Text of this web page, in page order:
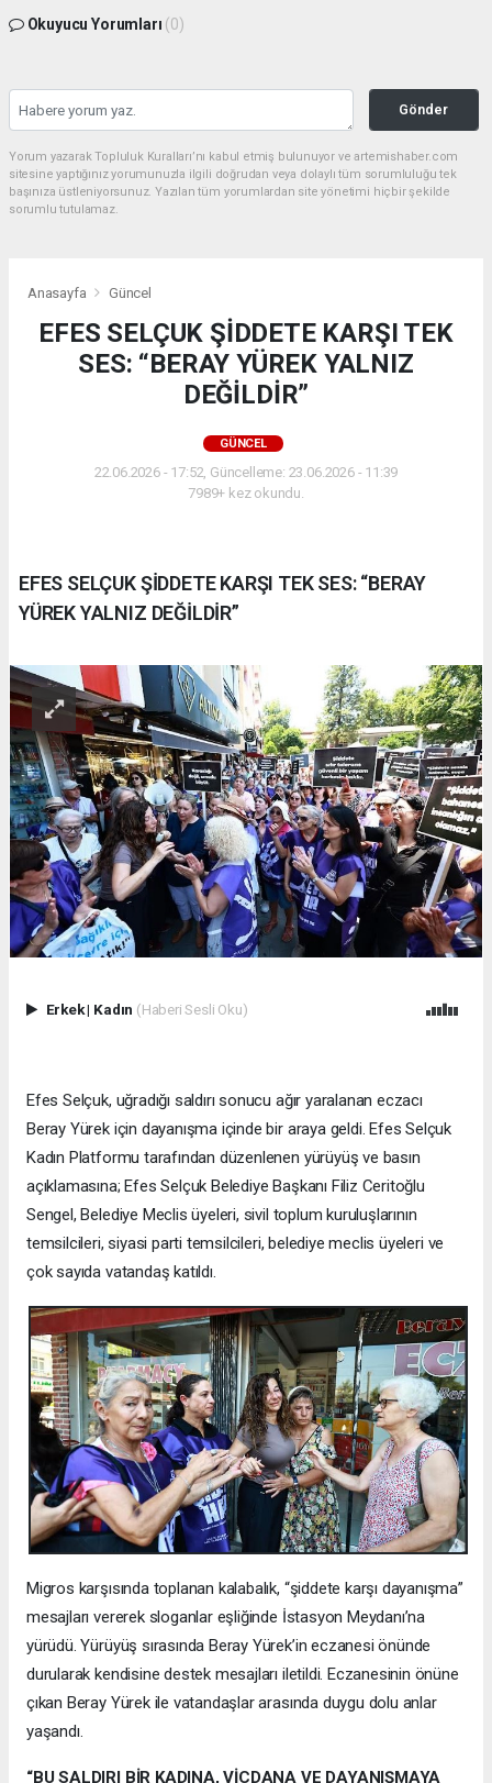
Okuyucu Yorumları (0)
Gönder
Yorum yazarak Topluluk Kuralları’nı kabul etmiş bulunuyor ve artemishaber.com
sitesine yaptığınız yorumunuzla ilgili doğrudan veya dolaylı tüm sorumluluğu tek
başınıza üstleniyorsunuz. Yazılan tüm yorumlardan site yönetimi hiçbir şekilde
sorumlu tutulamaz.
Anasayfa Güncel
EFES SELÇUK ŞİDDETE KARŞI TEK
SES: “BERAY YÜREK YALNIZ
DEĞİLDİR”
GÜNCEL
22.06.2026 - 17:52, Güncelleme: 23.06.2026 - 11:39
7989+ kez okundu.
EFES SELÇUK ŞİDDETE KARŞI TEK SES: “BERAY
YÜREK YALNIZ DEĞİLDİR”
Erkek| Kadın (Haberi Sesli Oku)
Efes Selçuk, uğradığı saldırı sonucu ağır yaralanan eczacı
Beray Yürek için dayanışma içinde bir araya geldi. Efes Selçuk
Kadın Platformu tarafından düzenlenen yürüyüş ve basın
açıklamasına; Efes Selçuk Belediye Başkanı Filiz Ceritoğlu
Sengel, Belediye Meclis üyeleri, sivil toplum kuruluşlarının
temsilcileri, siyasi parti temsilcileri, belediye meclis üyeleri ve
çok sayıda vatandaş katıldı.
Migros karşısında toplanan kalabalık, “şiddete karşı dayanışma”
mesajları vererek sloganlar eşliğinde İstasyon Meydanı’na
yürüdü. Yürüyüş sırasında Beray Yürek’in eczanesi önünde
durularak kendisine destek mesajları iletildi. Eczanesinin önüne
çıkan Beray Yürek ile vatandaşlar arasında duygu dolu anlar
yaşandı.
“BU SALDIRI BİR KADINA, VİCDANA VE DAYANIŞMAYA